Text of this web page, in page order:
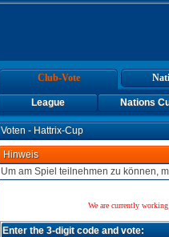
Club-Vote
League Nations
Voten - Hattrix-Cup
Hinweis
Um am Spiel teilnehmen zu können,
We are currently
Enter the 3-digit code and vote: